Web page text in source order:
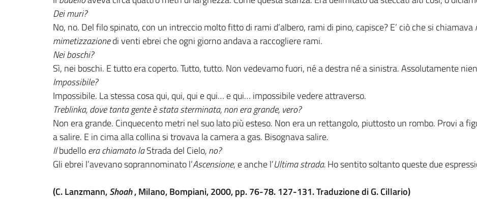
Dei muri?
No, no. Del filo spinato, con un intreccio molto fitto di rami d’albero, rami di pino, capisce? E’ ciò che si chiamava
mimetizzazionedi venti ebrei che ogni giorno andava a raccogliere rami.
Nei boschi?
Sì, nei boschi. E tutto era coperto. Tutto, tutto. Non vedevamo fuori, né a destra né a sinistra. Assolutamente
Impossibile?
Impossibile. La stessa cosa qui, qui, qui e qui… e qui… impossibile vedere attraverso.
Treblinka, dove tanta gente è stata sterminata, non era grande, vero?
Non era grande. Cinquecento metri nel suo lato più esteso. Non era un rettangolo, piuttosto un rombo. Provi a
a salire. E in cima alla collina si trovava la camera a gas. Bisognava salire.
Ilbudelloera chiamato laStrada del Cielo, no?
Gli ebrei l’avevano soprannominato l’Ascensione, e anche l’Ultima strada.Ho sentito soltanto queste due
(C. Lanzmann,Shoah, Milano, Bompiani, 2000, pp. 76-78. 127-131. Traduzione di G. Cillario)